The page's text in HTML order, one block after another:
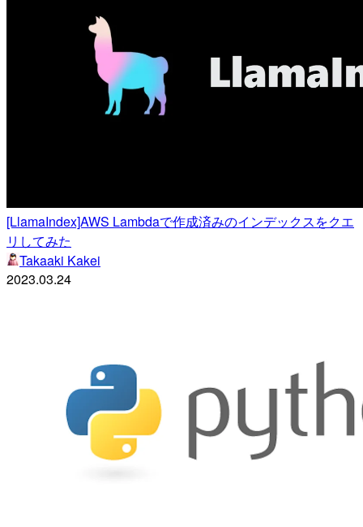
[LlamaIndex]AWS Lambdaで作成済みのインデックスをクエ
リしてみた
Takaaki Kakei
2023.03.24